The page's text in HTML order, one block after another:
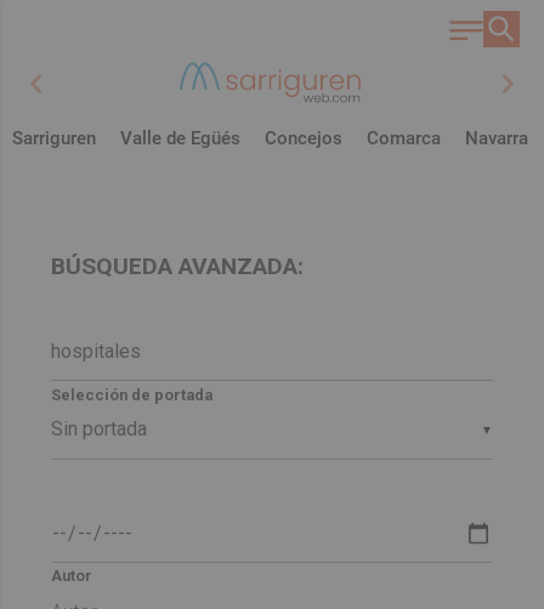
chevron_left chevron_right
Sarriguren Valle de Egüés Concejos Comarca Navarra
BÚSQUEDA AVANZADA:
▼
Selección de portada
Autor